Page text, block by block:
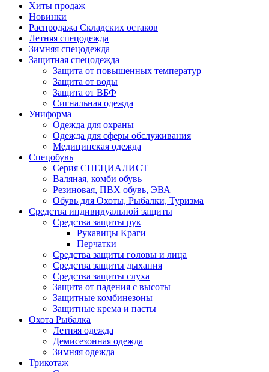
Хиты продаж
Новинки
Распродажа Складских остаков
Летняя спецодежда
Зимняя спецодежда
Защитная спецодежда
Защита от повышенных температур
Защита от воды
Защита от ВБФ
Сигнальная одежда
Униформа
Одежда для охраны
Одежда для сферы обслуживания
Медицинская одежда
Спецобувь
Серия СПЕЦИАЛИСТ
Валяная, комби обувь
Резиновая, ПВХ обувь, ЭВА
Обувь для Охоты, Рыбалки, Туризма
Средства индивидуальной защиты
Средства защиты рук
Рукавицы Краги
Перчатки
Средства защиты головы и лица
Средства защиты дыхания
Средства защиты слуха
Защита от падения с высоты
Защитные комбинезоны
Защитные крема и пасты
Охота Рыбалка
Летняя одежда
Демисезонная одежда
Зимняя одежда
Трикотаж